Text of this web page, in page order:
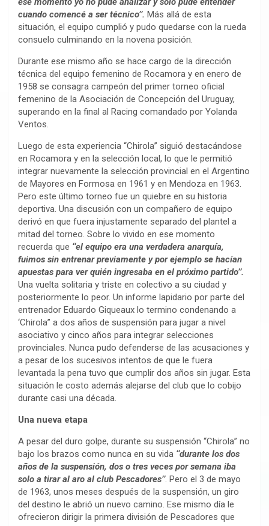
cuando comencé a ser técnico’’. Más allá de esta
situación, el equipo cumplió y pudo quedarse con la rueda
consuelo culminando en la novena posición.
Durante ese mismo año se hace cargo de la dirección
técnica del equipo femenino de Rocamora y en enero de
1958 se consagra campeón del primer torneo oficial
femenino de la Asociación de Concepción del Uruguay,
superando en la final al Racing comandado por Yolanda
Ventos.
Luego de esta experiencia ‘‘Chirola’’ siguió destacándose
en Rocamora y en la selección local, lo que le permitió
integrar nuevamente la selección provincial en el Argentino
de Mayores en Formosa en 1961 y en Mendoza en 1963.
Pero este último torneo fue un quiebre en su historia
deportiva. Una discusión con un compañero de equipo
derivó en que fuera injustamente separado del plantel a
mitad del torneo. Sobre lo vivido en ese momento
recuerda que ‘‘el equipo era una verdadera anarquía,
fuimos sin entrenar previamente y por ejemplo se hacían
apuestas para ver quién ingresaba en el próximo partido’’.
Una vuelta solitaria y triste en colectivo a su ciudad y
posteriormente lo peor. Un informe lapidario por parte del
entrenador Eduardo Giqueaux lo termino condenando a
‘Chirola’’ a dos años de suspensión para jugar a nivel
asociativo y cinco años para integrar selecciones
provinciales. Nunca pudo defenderse de las acusaciones y
a pesar de los sucesivos intentos de que le fuera
levantada la pena tuvo que cumplir dos años sin jugar. Esta
situación le costo además alejarse del club que lo cobijo
durante casi una década.
Una nueva etapa
A pesar del duro golpe, durante su suspensión ‘‘Chirola’’ no
bajo los brazos como nunca en su vida ‘‘durante los dos
años de la suspensión, dos o tres veces por semana iba
solo a tirar al aro al club Pescadores’’. Pero el 3 de mayo
de 1963, unos meses después de la suspensión, un giro
del destino le abrió un nuevo camino. Ese mismo día le
ofrecieron dirigir la primera división de Pescadores que